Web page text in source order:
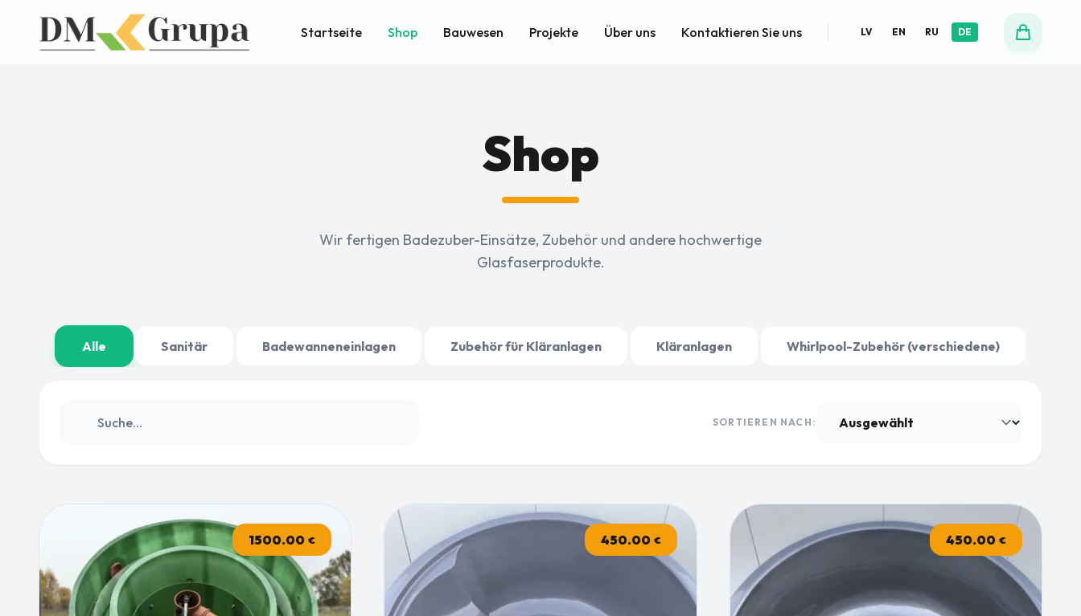
Startseite Shop Bauwesen Projekte Über uns Kontaktieren Sie uns LV EN RU DE
Shop
Wir fertigen Badezuber-Einsätze, Zubehör und andere hochwertige
Glasfaserprodukte.
Alle Sanitär Badewanneneinlagen Zubehör für Kläranlagen Kläranlagen Whirlpool-Zubehör (verschiedene)
SORTIEREN NACH:
1500.00 € 450.00 € 450.00 €